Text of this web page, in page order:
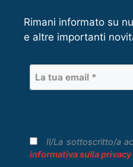
Rimani informato su
e altre importanti
Il/La sottoscritto/a
informativa sulla privacy